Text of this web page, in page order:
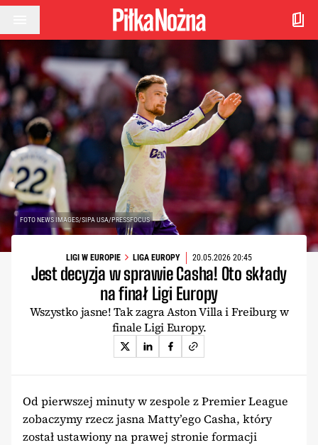
Przejdź do treści
FOTO NEWS IMAGES/SIPA USA/PRESSFOCUS
LIGI W EUROPIE LIGA EUROPY 20.05.2026 20:45
Jest decyzja w sprawie Casha! Oto składy
na finał Ligi Europy
Wszystko jasne! Tak zagra Aston Villa i Freiburg w
finale Ligi Europy.
Od pierwszej minuty w zespole z Premier League
zobaczymy rzecz jasna Matty’ego Casha, który
został ustawiony na prawej stronie formacji